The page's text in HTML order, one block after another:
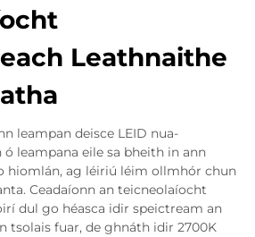
Leathnaithe
leampan deisce LEID nua-
ó leampana eile sa bheith in ann
hiomlán, ag léiriú léim ollmhór chun
Ceadaíonn an teicneolaíocht
dul go héasca idir speictream an
tsolais fuar, de ghnáth idir 2700K